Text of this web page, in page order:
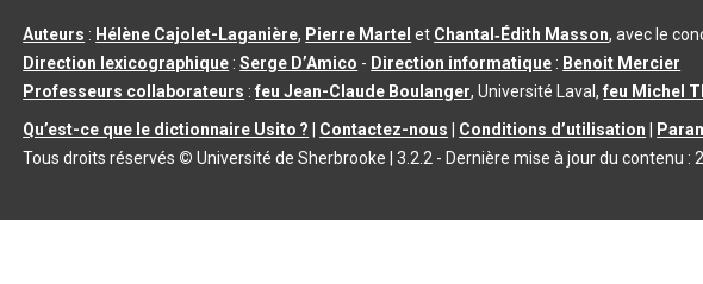
Auteurs : Hélène Cajolet-Laganière, Pierre Martel et Chantal‑Édith Masson, avec le
Direction lexicographique :Serge D’Amico - Direction informatique : Benoit Mercier
Professeurs collaborateurs :feu Jean-Claude Boulanger, Université Laval,feu Michel
Qu’est-ce que le dictionnaire Usito ?
Contactez-nous Conditions d’utilisation
Tous droits réservés © Université de Sherbrooke |3.2.2 - Dernière mise à jour du contenu :